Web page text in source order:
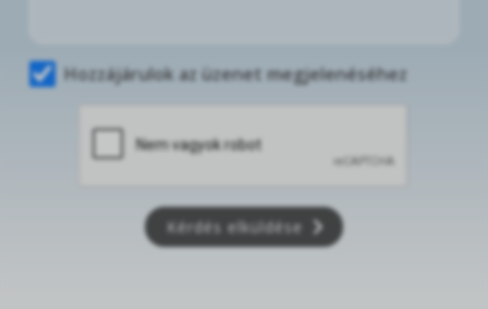
Hozzájárulok az üzenet megjelenéséhez
Kérdés elküldése